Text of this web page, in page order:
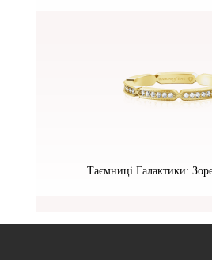
Таємниці Галактики: